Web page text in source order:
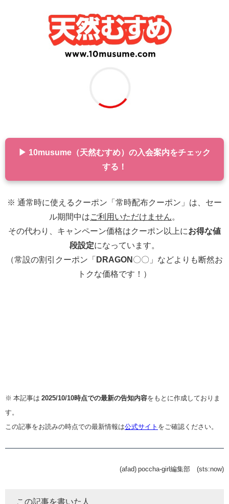
▶ 10musume（天然むすめ）の入会案内をチェック
する！
※ 通常時に使えるクーポン「常時配布クーポン」は、セー
ル期間中はご利用いただけません。
その代わり、キャンペーン価格はクーポン以上にお得な値
段設定になっています。
（常設の割引クーポン「 DRAGON 〇〇」などよりも断然お
トクな価格です！）
※ 本記事は 2025/10/10時点での最新の告知内容をもとに作成しておりま
す。
この記事をお読みの時点での最新情報は公式サイト をご確認ください。
(afad) poccha-girl編集部 (sts:now)
この記事を書いた人